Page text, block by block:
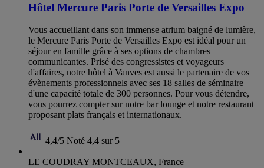
Hôtel Mercure Paris Porte de Versailles Expo
Vous accueillant dans son immense atrium baigné de lumière,
le Mercure Paris Porte de Versailles Expo est idéal pour un
séjour en famille grâce à ses options de chambres
communicantes. Prisé des congressistes et voyageurs
d'affaires, notre hôtel à Vanves est aussi le partenaire de vos
évènements professionnels avec ses 18 salles de séminaire
d'une capacité totale de 300 personnes. Pour vous détendre,
vous pourrez compter sur notre bar lounge et notre restaurant
proposant plats français et internationaux.
4,4/5 Noté 4,4 sur 5
LE COUDRAY MONTCEAUX, France